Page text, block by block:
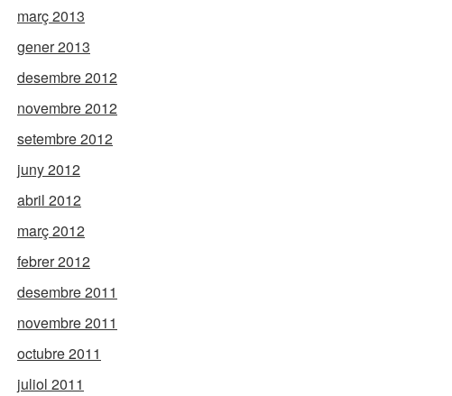
març 2013
gener 2013
desembre 2012
novembre 2012
setembre 2012
juny 2012
abril 2012
març 2012
febrer 2012
desembre 2011
novembre 2011
octubre 2011
juliol 2011